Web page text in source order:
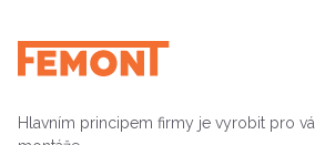
Hlavním principem firmy je vyrobit pro